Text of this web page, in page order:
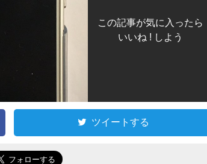
この記事が気に入ったら
いいね ! しよう
ツイートする